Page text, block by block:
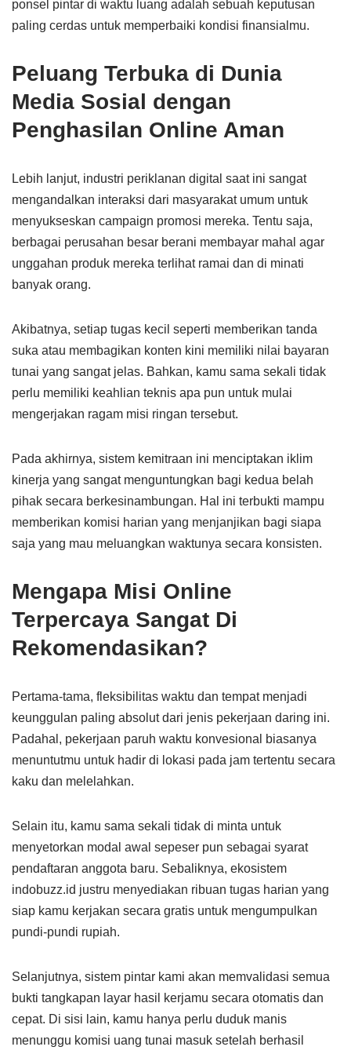
ponsel pintar di waktu luang adalah sebuah keputusan
paling cerdas untuk memperbaiki kondisi finansialmu.
Peluang Terbuka di Dunia
Media Sosial dengan
Penghasilan Online Aman
Lebih lanjut, industri periklanan digital saat ini sangat
mengandalkan interaksi dari masyarakat umum untuk
menyukseskan campaign promosi mereka. Tentu saja,
berbagai perusahan besar berani membayar mahal agar
unggahan produk mereka terlihat ramai dan di minati
banyak orang.
Akibatnya, setiap tugas kecil seperti memberikan tanda
suka atau membagikan konten kini memiliki nilai bayaran
tunai yang sangat jelas. Bahkan, kamu sama sekali tidak
perlu memiliki keahlian teknis apa pun untuk mulai
mengerjakan ragam misi ringan tersebut.
Pada akhirnya, sistem kemitraan ini menciptakan iklim
kinerja yang sangat menguntungkan bagi kedua belah
pihak secara berkesinambungan. Hal ini terbukti mampu
memberikan komisi harian yang menjanjikan bagi siapa
saja yang mau meluangkan waktunya secara konsisten.
Mengapa Misi Online
Terpercaya Sangat Di
Rekomendasikan?
Pertama-tama, fleksibilitas waktu dan tempat menjadi
keunggulan paling absolut dari jenis pekerjaan daring ini.
Padahal, pekerjaan paruh waktu konvesional biasanya
menuntutmu untuk hadir di lokasi pada jam tertentu secara
kaku dan melelahkan.
Selain itu, kamu sama sekali tidak di minta untuk
menyetorkan modal awal sepeser pun sebagai syarat
pendaftaran anggota baru. Sebaliknya, ekosistem
indobuzz.id justru menyediakan ribuan tugas harian yang
siap kamu kerjakan secara gratis untuk mengumpulkan
pundi-pundi rupiah.
Selanjutnya, sistem pintar kami akan memvalidasi semua
bukti tangkapan layar hasil kerjamu secara otomatis dan
cepat. Di sisi lain, kamu hanya perlu duduk manis
menunggu komisi uang tunai masuk setelah berhasil